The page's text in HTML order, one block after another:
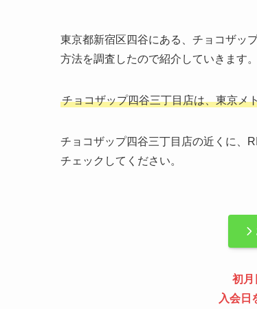
東京都新宿区四谷にある、チョコザッ
方法を調査したので紹介していきます。
チョコザップ四谷三丁目店は、東京メ
チョコザップ四谷三丁目店の近くに、
チェックしてください。
初月
入会日